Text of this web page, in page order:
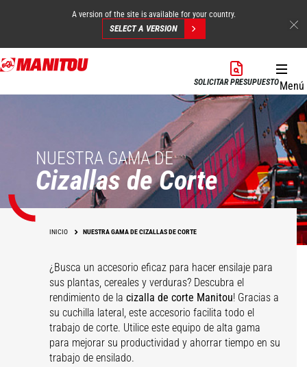
Pasar
al
A version of the site is available for your country.
SELECT A VERSION
SOLICITAR PRESUPUESTOMenú
NUESTRA GAMA DE
Cizallas de Corte
INICIO NUESTRA GAMA DE CIZALLAS DE CORTE
¿Busca un accesorio eficaz para hacer ensilaje para
sus plantas, cereales y verduras? Descubra el
rendimiento de lacizalla de corte Manitou! Gracias a
su cuchilla lateral, este accesorio facilita todo el
trabajo de corte. Utilice este equipo de alta gama
para mejorar su productividad y ahorrar tiempo en su
trabajo de ensilado.